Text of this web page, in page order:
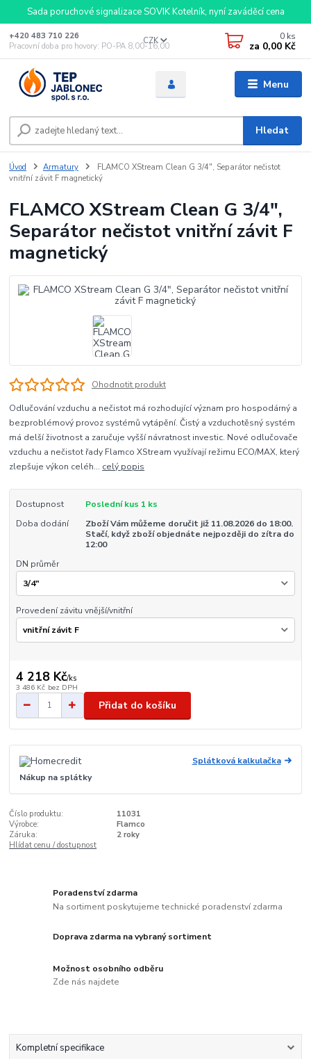
Sada poruchové signalizace SOVIK Kotelník, nyní zaváděcí cena
Menu
CZK
Hledat
+420 483 710 226
Pracovní doba pro hovory: PO-PA 8,00-16,00
0 ks
za 0,00 Kč
Úvod Armatury
FLAMCO XStream Clean G 3/4", Separátor nečistot
vnitřní závit F magnetický
FLAMCO XStream Clean G 3/4",
Separátor nečistot vnitřní závit F
magnetický
Ohodnotit produkt
Odlučování vzduchu a nečistot má rozhodující význam pro hospodárný a
bezproblémový provoz systémů vytápění. Čistý a vzduchotěsný systém
má delší životnost a zaručuje vyšší návratnost investic. Nové odlučovače
vzduchu a nečistot řady Flamco XStream využívají režimu ECO/MAX, který
zlepšuje výkon celéh... celý popis
Dostupnost
Poslední kus 1 ks
Doba dodání
Zboží Vám můžeme doručit již 11.08.2026 do 18:00.
Stačí, když zboží objednáte nejpozději do zítra do
12:00
DN průměr
Provedení závitu vnější/vnitřní
4 218 Kč/ks
3 486 Kč bez DPH
Přidat do košíku
Splátková kalkulačka
Nákup na splátky
Číslo produktu:
11031
Výrobce:
Flamco
Záruka:
2 roky
Hlídat cenu / dostupnost
Poradenství zdarma
Na sortiment poskytujeme technické poradenství zdarma
Doprava zdarma na vybraný sortiment
Možnost osobního odběru
Zde nás najdete
Kompletní specifikace